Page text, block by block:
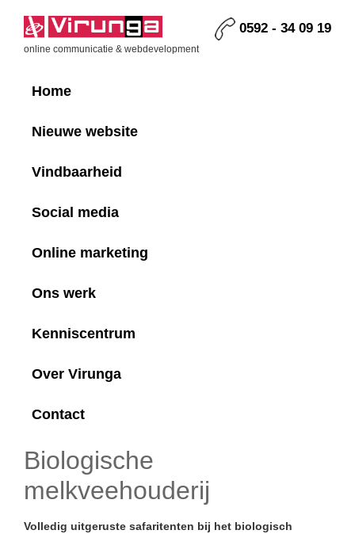
primary
primaryVirunga
online communicatie & webdevelopment
0592 - 34 09 19
Home
Nieuwe website
Vindbaarheid
Social media
Online marketing
Ons werk
Kenniscentrum
Over Virunga
Contact
Biologische
melkveehouderij
Volledig uitgeruste safaritenten bij het biologisch